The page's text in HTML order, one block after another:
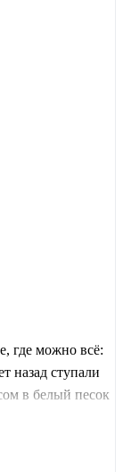
где можно всё:
назад ступали
в белый песок